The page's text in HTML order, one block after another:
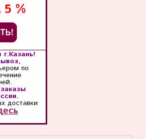
5 %
по
доставки